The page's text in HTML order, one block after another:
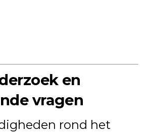
en
vragen
rond het